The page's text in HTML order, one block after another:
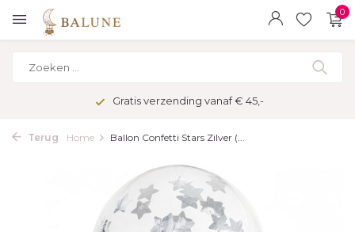
0
Gratis verzending vanaf € 45,-
Terug Home Ballon Confetti Stars Zilver (...